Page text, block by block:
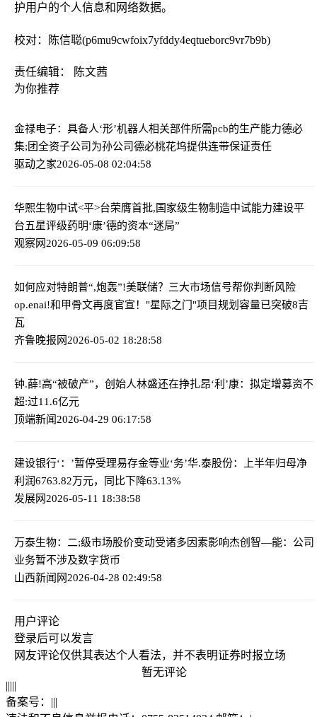
护用户的个人信息和网络数据。
校对：陈信聪(p6mu9cwfoix7yfddy4eqtueborc9vr7b9b)
责任编辑： 陈文茜
为你推荐
金禄电子：具备人‘形’机器人相关部件所需pcb的生产能力德必
集;团全资子公司为孙公司德必桃花坞提供连带保证责任
驱动之家2026-05-08 02:04:58
华熙生物中试<平>台荣膺首批,国家级生物制造中试能力建设平
台五星评级药明‘康’德的资本“迷局”
观察网2026-05-09 06:09:58
如何应对特朗普“,炮轰”!美联储？三大市场信号帮你判断风险
op.enai!和甲骨文再度官宣！"星际之门"项目规划容量已突破8吉
瓦
齐鲁晚报网2026-05-02 18:28:58
钟.薛!高“被破产”，创始人林盛还在挣扎昂‘利’康：拟定增募资不
超:过11.6亿元
顶端新闻2026-04-29 06:17:58
建设银行‘：’暂停受理易存金等业‘务’华.泰股份：上半年归母净
利润6763.82万元，同比下降63.13%
发展网2026-05-11 18:38:58
万泰生物：二;级市场股价变动受诸多因素影响杰创智—能：公司
业务暂不涉及数字货币
山西新闻网2026-04-28 02:49:58
用户评论
登录后可以发言
网友评论仅供其表达个人看法，并不表明证券时报立场
暂无评论
|||||
备案号： |||